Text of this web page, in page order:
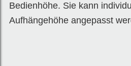
Bedienhöhe. Sie kann
Aufhängehöhe angepasst